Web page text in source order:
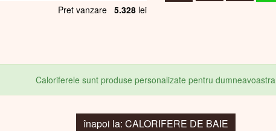
Pret vanzare 5.328lei
Caloriferele sunt produse personalizate pentru dumneavoastra
înapoi la: CALORIFERE DE BAIE